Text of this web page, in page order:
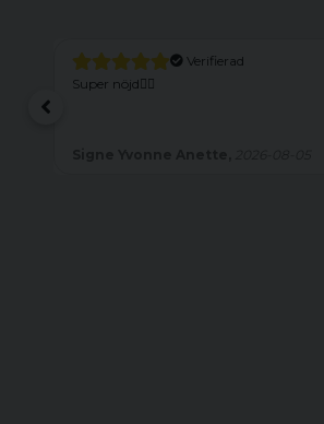
Verifierad
Super nöjd👍🏻